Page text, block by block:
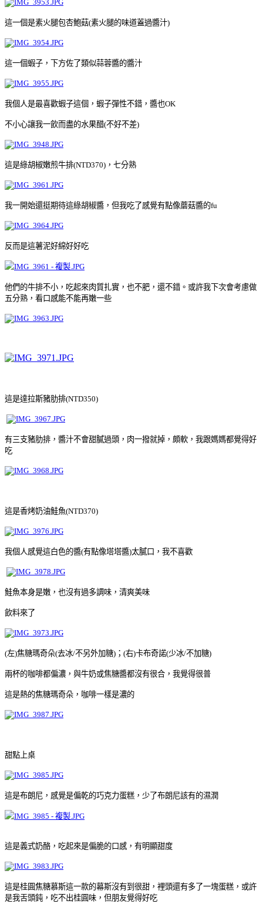
這一個是素火腿包杏鮑菇(素火腿的味道蓋過醬汁)
這一個蝦子，下方佐了類似蒜蓉醬的醬汁
我個人是最喜歡蝦子這個，蝦子彈性不錯，醬也OK
不小心讓我一飲而盡的水果醋(不好不差)
這是綠胡椒嫩煎牛排(NTD370) ，七分熟
我一開始還挺期待這綠胡椒醬，但我吃了感覺有點像蘑菇醬的fu
反而是這薯泥好綿好好吃
他們的牛排不小，吃起來肉質扎實，也不肥，還不錯。或許我下次會考慮做
五分熟，看口感能不能再嫩一些
這是達拉斯豬肋排(NTD350)
有三支豬肋排，醬汁不會甜膩過頭，肉一撥就掉，頗軟，我跟媽媽都覺得好
吃
這是香烤奶油鮭魚(NTD370)
我個人感覺這白色的醬(有點像塔塔醬)太膩口，我不喜歡
鮭魚本身是嫩，也沒有過多調味，清爽美味
飲料來了
(左)焦糖瑪奇朵(去冰/不另外加糖) ； (右)卡布奇諾(少冰/不加糖)
兩杯的咖啡都偏濃，與牛奶或焦糖醬都沒有很合，我覺得很普
這是熱的焦糖瑪奇朵，咖啡一樣是濃的
甜點上桌
這是布朗尼，感覺是偏乾的巧克力蛋糕，少了布朗尼該有的濕潤
這是義式奶酪，吃起來是偏脆的口感，有明顯甜度
這是桂圓焦糖慕斯這一款的幕斯沒有到很甜，裡頭還有多了一塊蛋糕，或許
是我舌頭鈍，吃不出桂圓味，但朋友覺得好吃